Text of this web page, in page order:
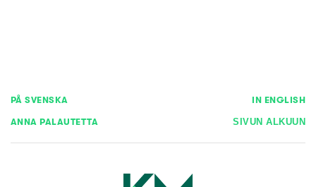
PÅ SVENSKA IN ENGLISH
ANNA PALAUTETTA SIVUN ALKUUN